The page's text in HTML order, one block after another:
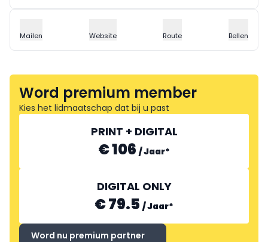
Mailen Website Route Bellen
Word premium member
Kies het lidmaatschap dat bij u past
PRINT + DIGITAL
€ 106 /Jaar*
DIGITAL ONLY
€ 79.5 /Jaar*
Word nu premium partner